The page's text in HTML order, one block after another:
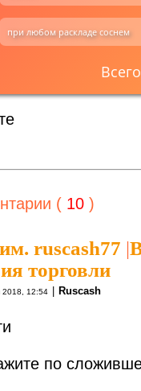
при любом раскладе соснем
( 10 )
ruscash77 |
торговли
2018, 12:54 Ruscash
по